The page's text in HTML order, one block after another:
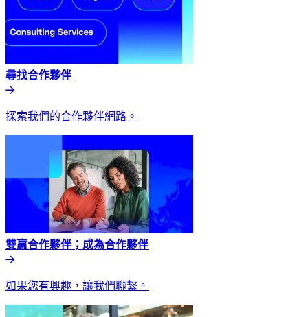
尋找合作夥伴​​
探索我們的合作夥伴網路。​​
雙贏合作夥伴；成為合作夥伴​​
如果您有興趣，讓我們聯繫。​​